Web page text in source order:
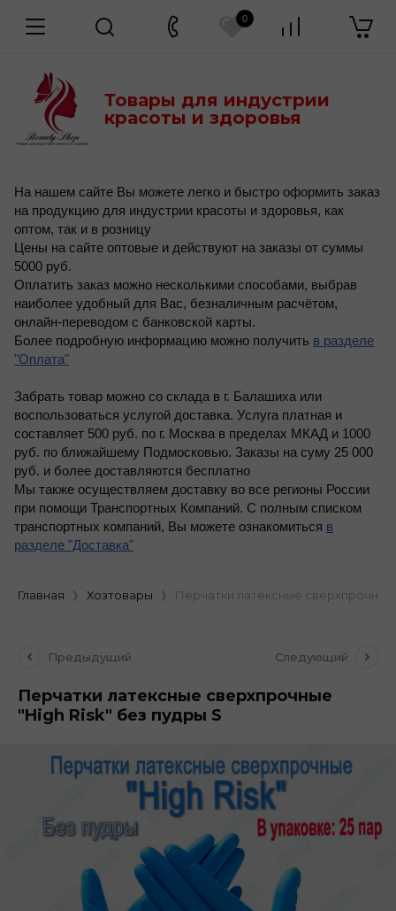
0
Товары для индустрии
красоты и здоровья
На нашем сайте Вы можете легко и быстро оформить заказ
на продукцию для индустрии красоты и здоровья, как
оптом, так и в розницу
Цены на сайте оптовые и действуют на заказы от суммы
5000 руб.
Оплатить заказ можно несколькими способами, выбрав
наиболее удобный для Вас, безналичным расчётом,
онлайн-переводом с банковской карты.
Более подробную информацию можно получить в разделе
"Оплата"
Забрать товар можно со склада в г. Балашиха или
воспользоваться услугой доставка. Услуга платная и
составляет 500 руб. по г. Москва в пределах МКАД и 1000
руб. по ближайшему Подмосковью. Заказы на суму 25 000
руб. и более доставляются бесплатно
Мы также осуществляем доставку во все регионы России
при помощи Транспортных Компаний. С полным списком
транспортных компаний, Вы можете ознакомиться в
разделе "Доставка"
Главная Хозтовары Перчатки латексные сверхпрочные
Предыдущий Следующий
Перчатки латексные сверхпрочные
"High Risk" без пудры S